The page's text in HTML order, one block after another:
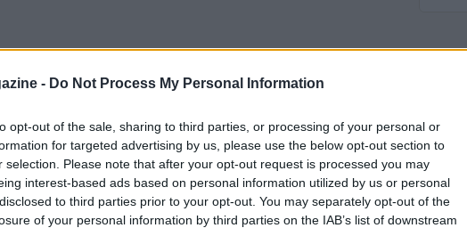
- Do Not Process My Personal Information
opt-out of the sale, sharing to third parties, or processing of your personal or
for targeted advertising by us, please use the below opt-out section to
selection. Please note that after your opt-out request is processed you may
interest-based ads based on personal information utilized by us or personal
to third parties prior to your opt-out. You may separately opt-out of the
of your personal information by third parties on the IAB’s list of downstream